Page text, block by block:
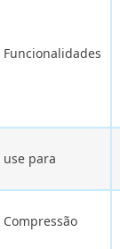
Funcionalidades
use para
Compressão